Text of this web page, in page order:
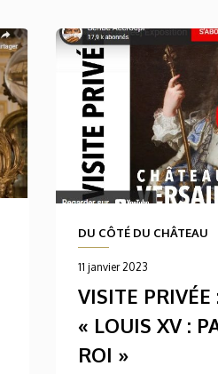
DU CÔTÉ DU CHÂTEAU
11 janvier 2023
VISITE
« LOUIS XV :
ROI »